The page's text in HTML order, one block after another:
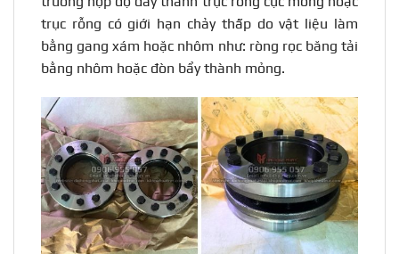
trục rỗng có giới hạn chảy thấp do vật liệu làm
bằng gang xám hoặc nhôm như: ròng rọc băng tải
bằng nhôm hoặc đòn bẩy thành mỏng.